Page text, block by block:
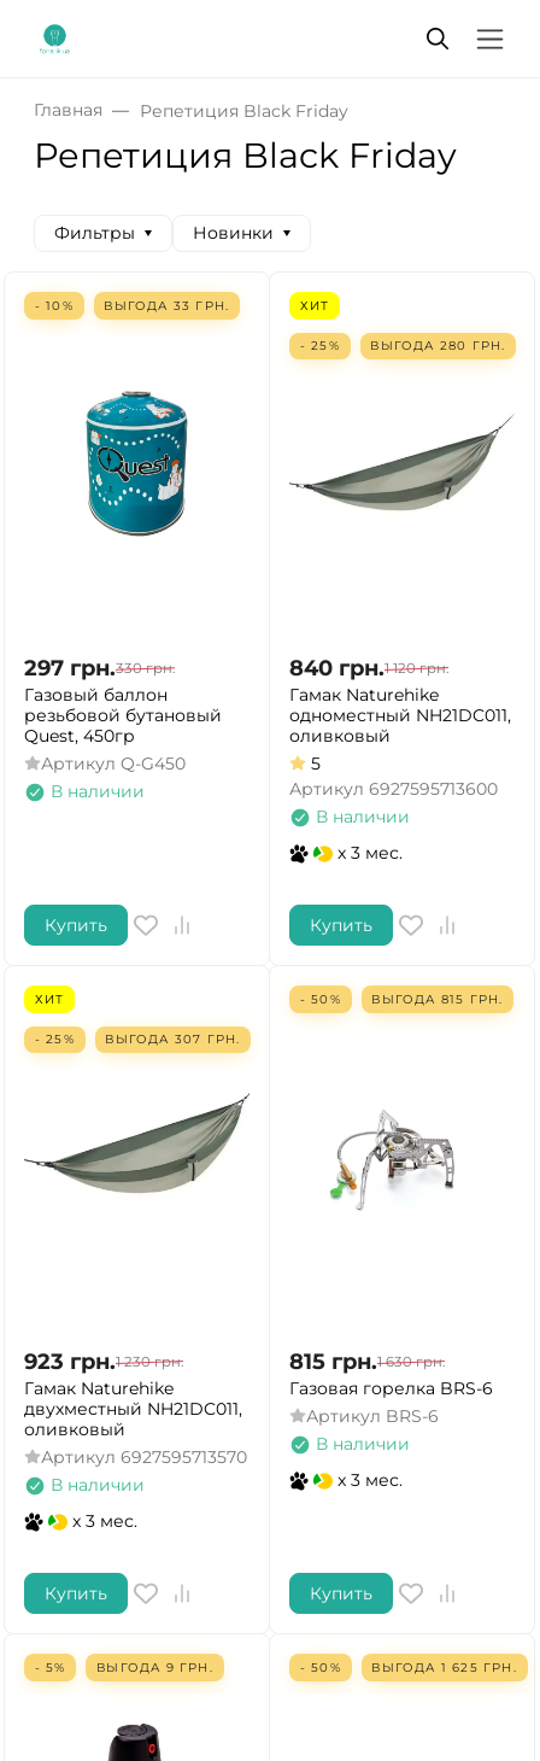
Главная Репетиция Black Friday
Репетиция Black Friday
Фильтры Новинки
- 10% ВЫГОДА 33 ГРН.
297 грн.330 грн.
Газовый баллон
резьбовой бутановый
Quest, 450гр
Артикул Q-G450
В наличии
Купить
ХИТ
- 25% ВЫГОДА 280 ГРН.
840 грн.1 120 грн.
Гамак Naturehike
одноместный NH21DC011,
оливковый
5
Артикул 6927595713600
В наличии
x 3 мес.
Купить
ХИТ
- 25% ВЫГОДА 307 ГРН.
923 грн.1 230 грн.
Гамак Naturehike
двухместный NH21DC011,
оливковый
Артикул 6927595713570
В наличии
x 3 мес.
Купить
- 50% ВЫГОДА 815 ГРН.
815 грн.1 630 грн.
Газовая горелка BRS-6
Артикул BRS-6
В наличии
x 3 мес.
Купить
- 5% ВЫГОДА 9 ГРН. - 50% ВЫГОДА 1 625 ГРН.